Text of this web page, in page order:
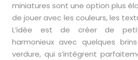
miniatures sont une option plus
de jouer avec les couleurs, les
L’idée est de créer de
harmonieux avec quelques
verdure, qui s’intègrent